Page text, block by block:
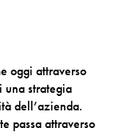
oggi attraverso
una strategia
dell’azienda.
passa attraverso